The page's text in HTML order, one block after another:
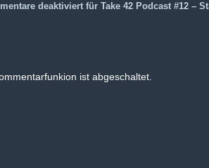
deaktiviert für Take 42 Podcast #12 –
ist abgeschaltet.